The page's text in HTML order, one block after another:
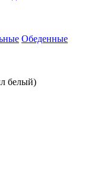
Обеденные
белый)